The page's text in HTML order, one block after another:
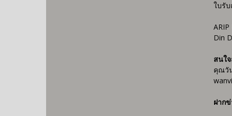
ใบรั
Din
สนใ
คุณวั
ฝาก